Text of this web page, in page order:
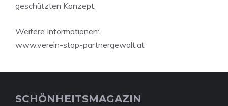
geschützten Konzept.
Weitere Informationen:
www.verein-stop-partnergewalt.at
SCHÖNHEITSMAGAZIN